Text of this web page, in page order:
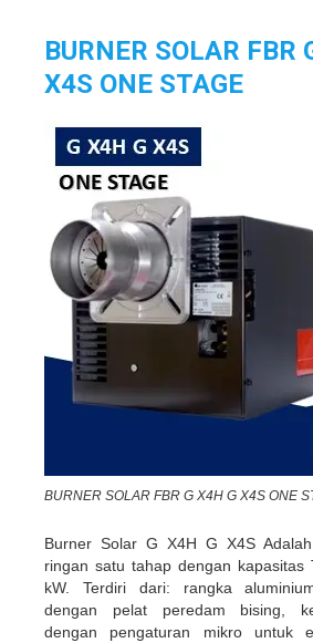
BURNER SOLAR FBR
X4S ONE STAGE
BURNER SOLAR FBR G X4H G X4S ONE
Burner Solar G X4H G X4S
ringan satu tahap dengan
kW. Terdiri dari: rangka
dengan pelat peredam bising,
dengan pengaturan mikro untuk